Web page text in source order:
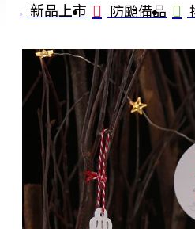
新品上市 防颱備品